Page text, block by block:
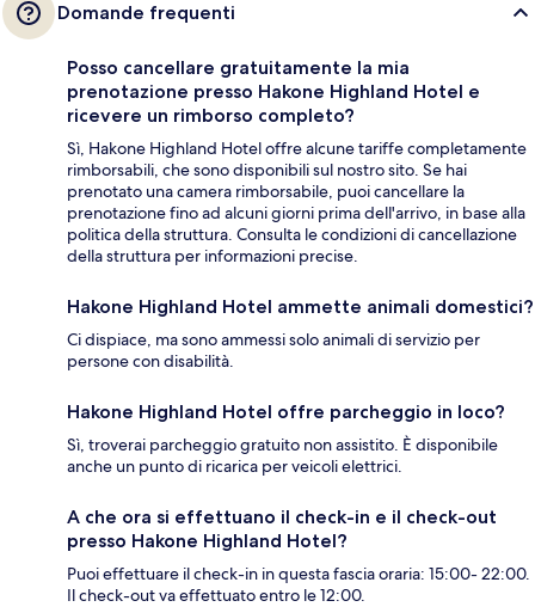
Domande frequenti
Posso cancellare gratuitamente la mia
prenotazione presso Hakone Highland Hotel e
ricevere un rimborso completo?
Sì, Hakone Highland Hotel offre alcune tariffe completamente
rimborsabili, che sono disponibili sul nostro sito. Se hai
prenotato una camera rimborsabile, puoi cancellare la
prenotazione fino ad alcuni giorni prima dell'arrivo, in base alla
politica della struttura. Consulta le condizioni di cancellazione
della struttura per informazioni precise.
Hakone Highland Hotel ammette animali domestici?
Ci dispiace, ma sono ammessi solo animali di servizio per
persone con disabilità.
Hakone Highland Hotel offre parcheggio in loco?
Sì, troverai parcheggio gratuito non assistito. È disponibile
anche un punto di ricarica per veicoli elettrici.
A che ora si effettuano il check-in e il check-out
presso Hakone Highland Hotel?
Puoi effettuare il check-in in questa fascia oraria: 15:00- 22:00.
Il check-out va effettuato entro le 12:00.